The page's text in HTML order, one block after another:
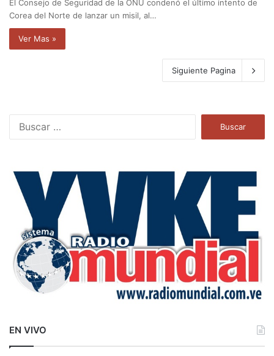
El Consejo de Seguridad de la ONU condenó el último intento de
Corea del Norte de lanzar un misil, al…
Ver Mas »
Siguiente Pagina
a
EN VIVO